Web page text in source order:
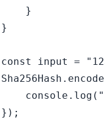
    }
}
const input =